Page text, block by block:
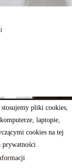
pliki cookies,
laptopie,
cookies na tej
prywatności .